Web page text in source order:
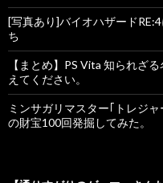
[写真あり]バイオハザード
ち
【まとめ】PS Vita 知られざ
えてください。
ミンサガリマスター｢トレジ
の財宝100回発掘してみた。